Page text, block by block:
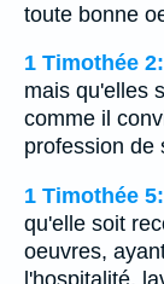
toute bonne
1 Timothée
mais qu'elles
comme il
profession de
1 Timothée
qu'elle soit
oeuvres,
l'hospitalité,